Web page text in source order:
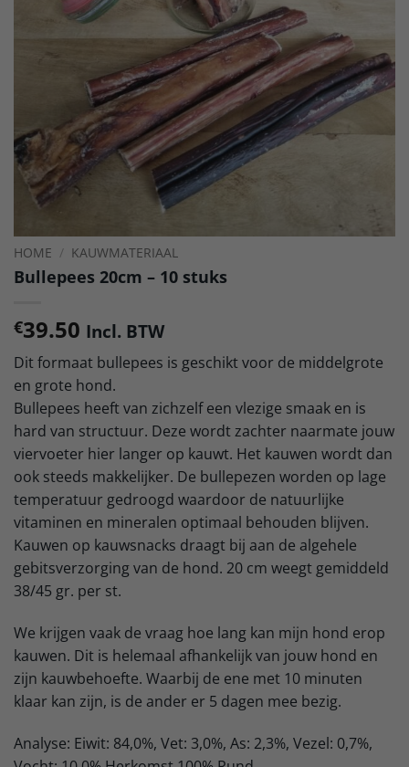
HOME / KAUWMATERIAAL
Bullepees 20cm – 10 stuks
€39.50 Incl. BTW
Dit formaat bullepees is geschikt voor de middelgrote
en grote hond.
Bullepees heeft van zichzelf een vlezige smaak en is
hard van structuur. Deze wordt zachter naarmate jouw
viervoeter hier langer op kauwt. Het kauwen wordt dan
ook steeds makkelijker. De bullepezen worden op lage
temperatuur gedroogd waardoor de natuurlijke
vitaminen en mineralen optimaal behouden blijven.
Kauwen op kauwsnacks draagt bij aan de algehele
gebitsverzorging van de hond. 20 cm weegt gemiddeld
38/45 gr. per st.
We krijgen vaak de vraag hoe lang kan mijn hond erop
kauwen. Dit is helemaal afhankelijk van jouw hond en
zijn kauwbehoefte. Waarbij de ene met 10 minuten
klaar kan zijn, is de ander er 5 dagen mee bezig.
Analyse: Eiwit: 84,0%, Vet: 3,0%, As: 2,3%, Vezel: 0,7%,